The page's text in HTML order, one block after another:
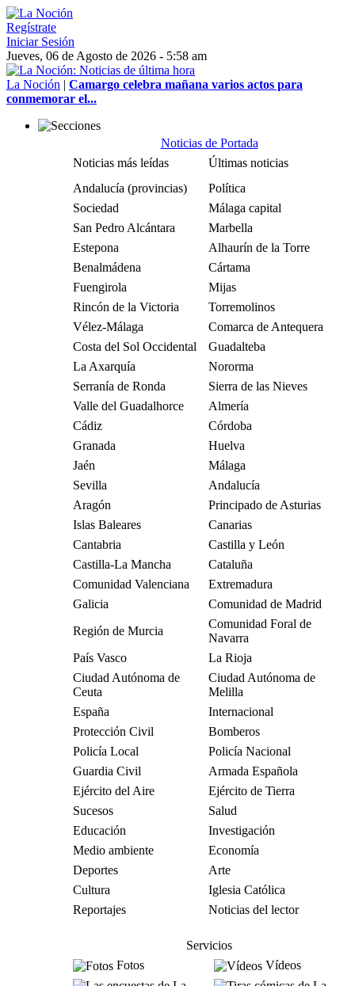
Regístrate
Iniciar Sesión
Jueves, 06 de Agosto de 2026 - 5:58 am
La Noción | Camargo celebra mañana varios actos para
conmemorar el...
Noticias de Portada
Noticias más leídas
Últimas noticias
Andalucía (provincias)
Política
Sociedad
Málaga capital
San Pedro Alcántara
Marbella
Estepona
Alhaurín de la Torre
Benalmádena
Cártama
Fuengirola
Mijas
Rincón de la Victoria
Torremolinos
Vélez-Málaga
Comarca de Antequera
Costa del Sol Occidental
Guadalteba
La Axarquía
Nororma
Serranía de Ronda
Sierra de las Nieves
Valle del Guadalhorce
Almería
Cádiz
Córdoba
Granada
Huelva
Jaén
Málaga
Sevilla
Andalucía
Aragón
Principado de Asturias
Islas Baleares
Canarias
Cantabria
Castilla y León
Castilla-La Mancha
Cataluña
Comunidad Valenciana
Extremadura
Galicia
Comunidad de Madrid
Región de Murcia
Comunidad Foral de
Navarra
País Vasco
La Rioja
Ciudad Autónoma de
Ceuta
Ciudad Autónoma de
Melilla
España
Internacional
Protección Civil
Bomberos
Policía Local
Policía Nacional
Guardia Civil
Armada Española
Ejército del Aire
Ejército de Tierra
Sucesos
Salud
Educación
Investigación
Medio ambiente
Economía
Deportes
Arte
Cultura
Iglesia Católica
Reportajes
Noticias del lector
Servicios
Fotos
Vídeos